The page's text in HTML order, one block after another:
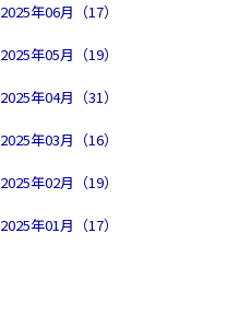
2025年06月（17）
2025年05月（19）
2025年04月（31）
2025年03月（16）
2025年02月（19）
2025年01月（17）